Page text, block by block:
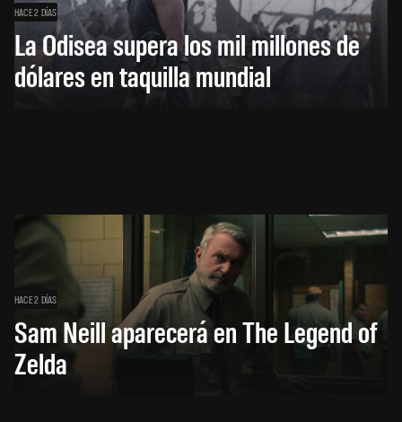
HACE 2 DÍAS
La Odisea supera los mil millones de
dólares en taquilla mundial
HACE 2 DÍAS
Sam Neill aparecerá en The Legend of
Zelda